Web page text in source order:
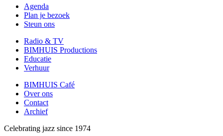
Agenda
Plan je bezoek
Steun ons
Radio & TV
BIMHUIS Productions
Educatie
Verhuur
BIMHUIS Café
Over ons
Contact
Archief
Celebrating jazz since 1974